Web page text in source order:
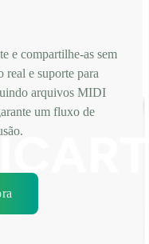
e compartilhe-as sem
real e suporte para
arquivos MIDI
um fluxo de